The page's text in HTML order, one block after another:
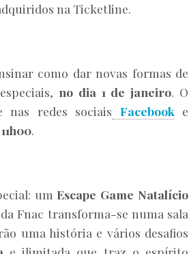
na Ticketline.
como dar novas formas de
no dia 1 de janeiro. O
nas redes sociais Facebook e
.
um Escape Game Natalício
Fnac transforma-se numa sala
uma história e vários desafios